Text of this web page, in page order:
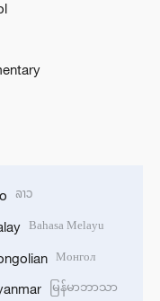
ລາວ
Bahasa Melayu
Монгол
မြန်မာဘာသာ